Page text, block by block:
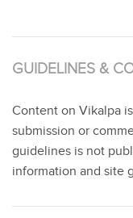
GUIDELINES &
Content on Vikalpa
submission or
guidelines is not
information and site